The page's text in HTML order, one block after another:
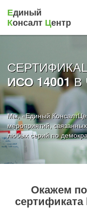
Единый
Консалт Центр
ИСО 14001В
Мы, «Единый
мероприятий,
любых серий по
Окажем
сертификата